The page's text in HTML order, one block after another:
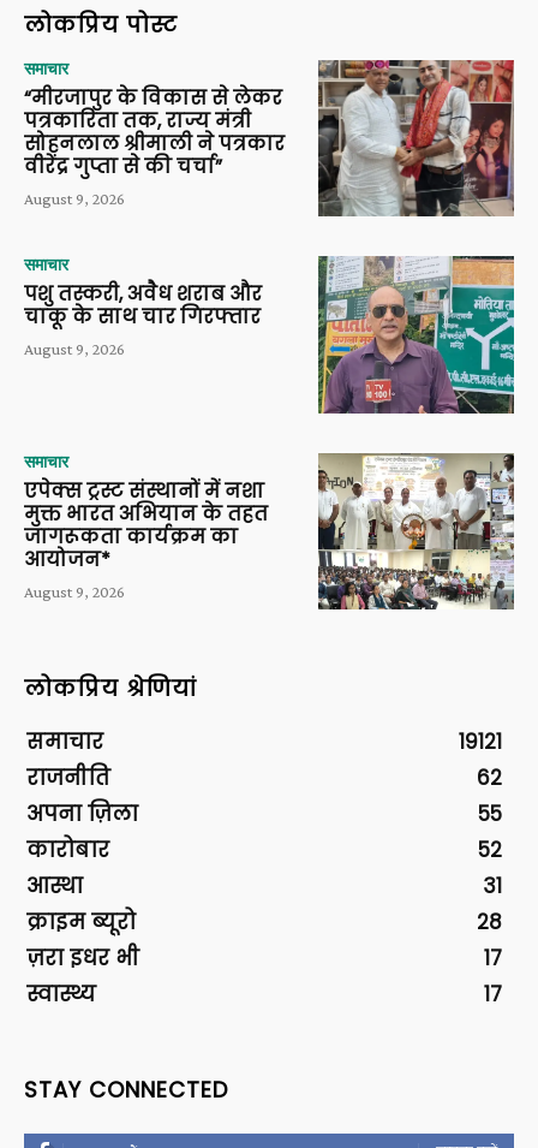
लोकप्रिय पोस्ट
समाचार
“मीरजापुर के विकास से लेकर
पत्रकारिता तक, राज्य मंत्री
सोहनलाल श्रीमाली ने पत्रकार
वीरेंद्र गुप्ता से की चर्चा”
August 9, 2026
समाचार
पशु तस्करी, अवैध शराब और
चाकू के साथ चार गिरफ्तार
August 9, 2026
समाचार
एपेक्स ट्रस्ट संस्थानों में नशा
मुक्त भारत अभियान के तहत
जागरूकता कार्यक्रम का
आयोजन*
August 9, 2026
लोकप्रिय श्रेणियां
समाचार
19121
राजनीति
62
अपना ज़िला
55
कारोबार
52
आस्था
31
क्राइम ब्यूरो
28
ज़रा इधर भी
17
स्वास्थ्य
17
STAY CONNECTED